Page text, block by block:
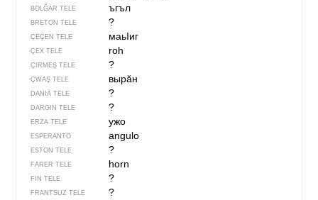
BOLĞAR TELE ъгъл
BRETON TELE ?
ÇEÇEN TELE маьIиг
ÇEX TELE roh
ÇIRMEŞ TELE ?
ÇWAŞ TELE вырӑн
DANIÄ TELE ?
DARGIN TELE ?
ERZA TELE ужо
ESPERANTO angulo
ESTON TELE ?
FARER TELE horn
FIN TELE ?
FRANTSUZ TELE ?